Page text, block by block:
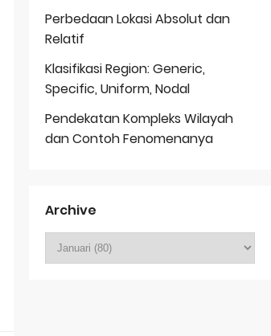
Perbedaan Lokasi Absolut dan
Relatif
Klasifikasi Region: Generic,
Specific, Uniform, Nodal
Pendekatan Kompleks Wilayah
dan Contoh Fenomenanya
Archive